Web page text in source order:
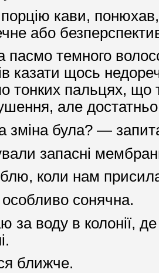
кави,
або
пасмо темного
казати щось
тонких пальцях,
але
зміна була? —
запасні
коли нам
сонячна.
за воду в колонії,
ближче.